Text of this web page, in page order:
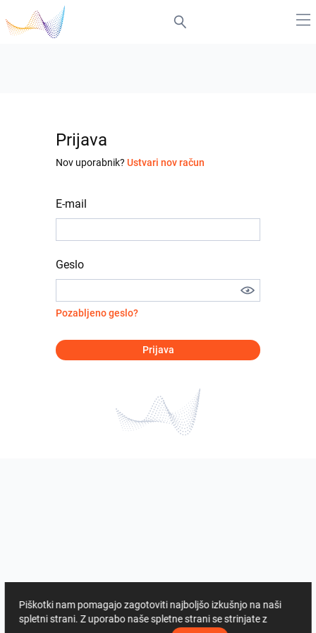
Prijava
Nov uporabnik? Ustvari nov račun
E-mail
Geslo
Pozabljeno geslo?
Prijava
Piškotki nam pomagajo zagotoviti najboljšo izkušnjo na naši
spletni strani. Z uporabo naše spletne strani se strinjate z